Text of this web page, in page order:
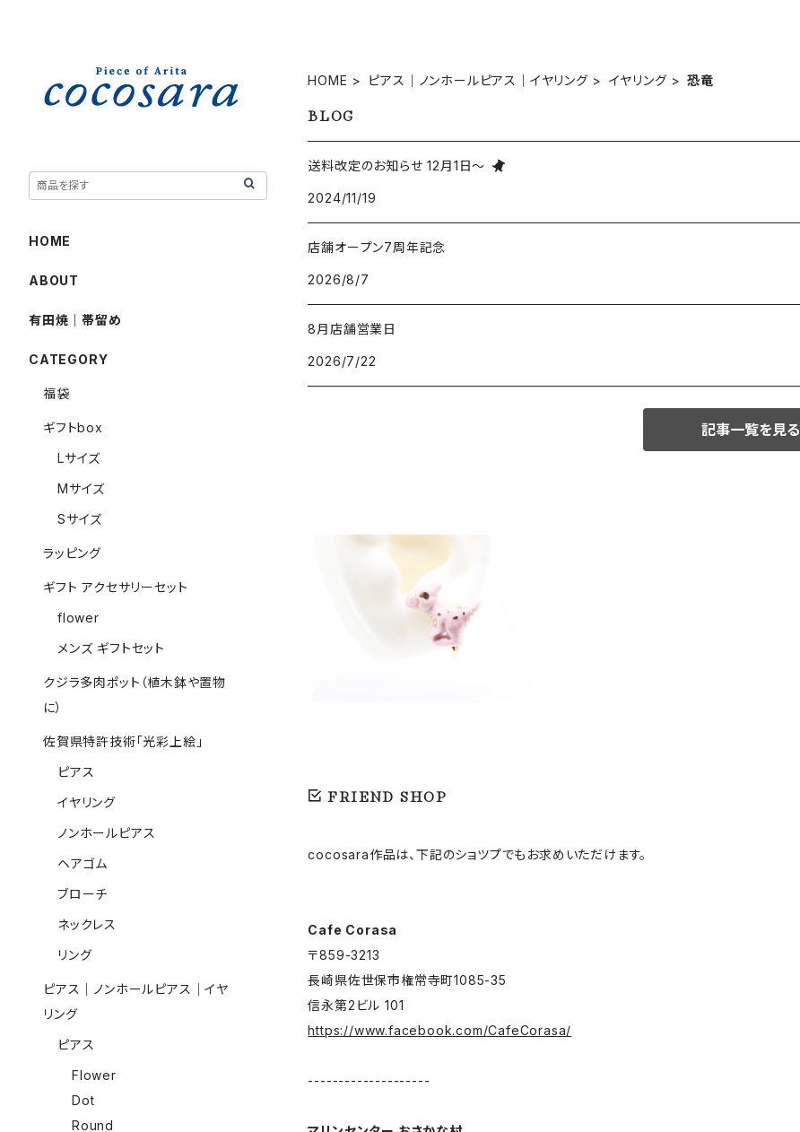
HOME ピアス｜ノンホールピアス｜イヤリング イヤリング 恐竜
BLOG
送料改定のお知らせ 12月1日～
2024/11/19
店舗オープン7周年記念
2026/8/7
8月店舗営業日
2026/7/22
記事一覧を見る
有田焼イヤリング 恐竜 パラサウロ
ロフス
¥750
FRIEND SHOP
cocosara作品は、下記のショツプでもお求めいただけます。
Cafe Corasa
〒859-3213
長崎県佐世保市権常寺町1085-35
信永第2ビル 101
https://www.facebook.com/CafeCorasa/
--------------------
HOME
ABOUT
有田焼｜帯留め
CATEGORY
福袋
ギフトbox
Lサイズ
Mサイズ
Sサイズ
ラッピング
ギフト アクセサリーセット
flower
メンズ ギフトセット
クジラ多肉ポット（植木鉢や置物
に）
佐賀県特許技術「光彩上絵」
ピアス
イヤリング
ノンホールピアス
ヘアゴム
ブローチ
ネックレス
リング
ピアス｜ノンホールピアス｜イヤ
リング
ピアス
Flower
Dot
Round